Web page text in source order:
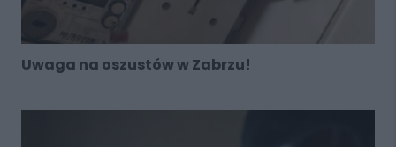
Uwaga na oszustów w Zabrzu!